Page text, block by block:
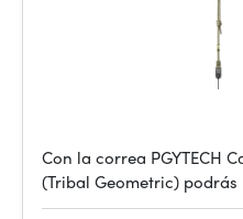
Con la correa PGYTECH
(Tribal Geometric)